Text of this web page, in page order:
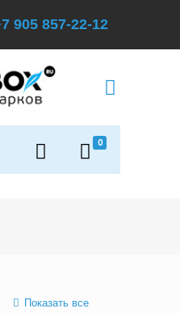
905 857-22-12
0
Показать все